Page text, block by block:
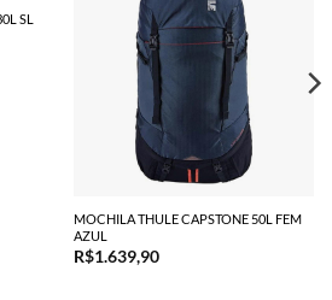
SL
MOCHILA THULE CAPSTONE 50L FEM
AZUL
R$1.639,90